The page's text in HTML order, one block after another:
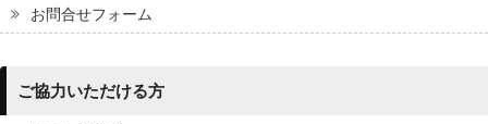
お問合せフォーム
ご協力いただける方